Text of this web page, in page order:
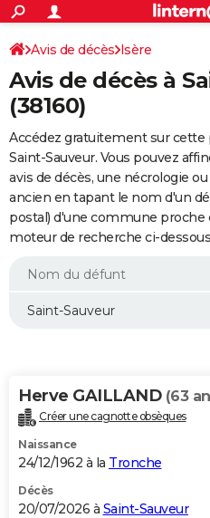
ACTUALITÉS
Politique
Société
Faits Divers
Education
Monde
Villes
+
SPORT
Coupe du monde 2026
Football
Tennis
Cyclisme
Rugby
Forum
FINANCE
Retraite
Impôts
Epargne
Immobilier
Risques naturels par ville
Banque
Assurance
Crédit
Essais
Réserver un essai
Citadines
Berlines
SUV
Forum auto
+
HIGH-TECH
Mobiles
Meilleur smartphone
Internet
Ordinateurs
Jeux vidéo
Guide high-tech
+BRICOLAGE
Forum
Aménagement intérieur
Extérieur
Cuisine
Salle de bains
Jardinage
Rangement
WEEK-END
Guides de France
Escapades
Patrimoine
Expositions
Musées
Week-end nature
LIFESTYLE
Alimentation
Guide de la santé
Maladies
Médicaments
Sommeil
VOYAGE
Destinations
City break
Voyage nature
Voyage de noces
Forum
Climat
+PHOTO
GUIDES D'ACHAT
BONS PLANS
Avis de décès Isère
Avis de décès à
(38160)
Accédez gratuitement sur cette
Saint-Sauveur. Vous pouvez
avis de décès, une nécrologie
ancien en tapant le nom d'un
postal) d'une commune proche
moteur de recherche ci-
Herve GAILLAND (63
Créer une cagnotte obsèques
Naissance
24/12/1962 à la Tronche
Décès
20/07/2026 à Saint-Sauveur